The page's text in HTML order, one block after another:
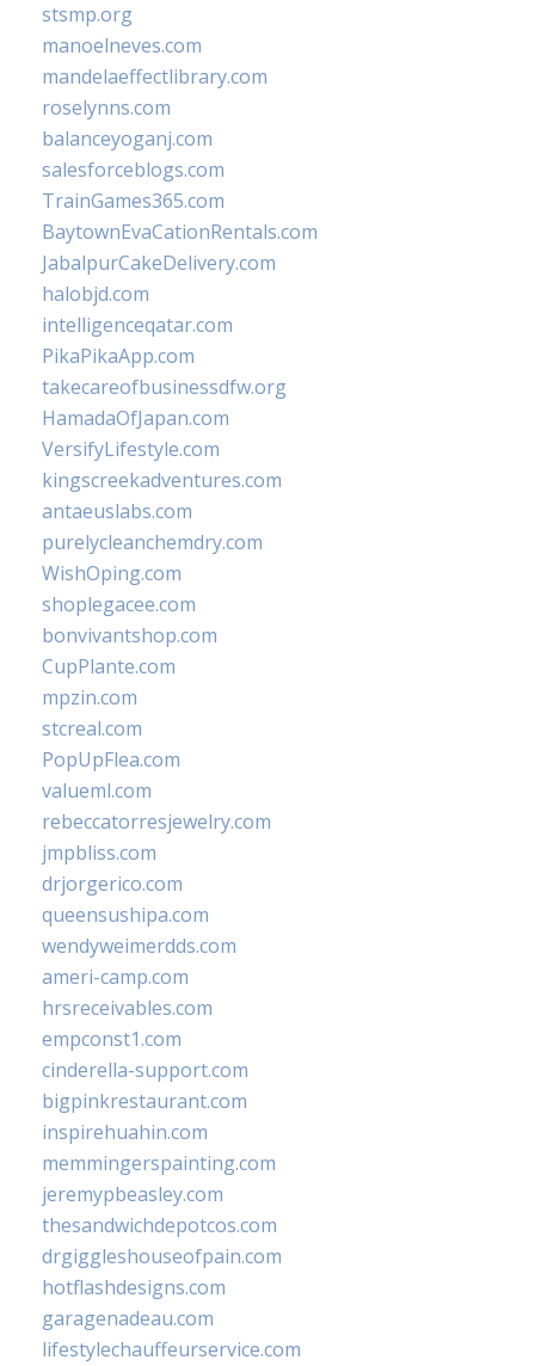
stsmp.org
manoelneves.com
mandelaeffectlibrary.com
roselynns.com
balanceyoganj.com
salesforceblogs.com
TrainGames365.com
BaytownEvaCationRentals.com
JabalpurCakeDelivery.com
halobjd.com
intelligenceqatar.com
PikaPikaApp.com
takecareofbusinessdfw.org
HamadaOfJapan.com
VersifyLifestyle.com
kingscreekadventures.com
antaeuslabs.com
purelycleanchemdry.com
WishOping.com
shoplegacee.com
bonvivantshop.com
CupPlante.com
mpzin.com
stcreal.com
PopUpFlea.com
valueml.com
rebeccatorresjewelry.com
jmpbliss.com
drjorgerico.com
queensushipa.com
wendyweimerdds.com
ameri-camp.com
hrsreceivables.com
empconst1.com
cinderella-support.com
bigpinkrestaurant.com
inspirehuahin.com
memmingerspainting.com
jeremypbeasley.com
thesandwichdepotcos.com
drgiggleshouseofpain.com
hotflashdesigns.com
garagenadeau.com
lifestylechauffeurservice.com